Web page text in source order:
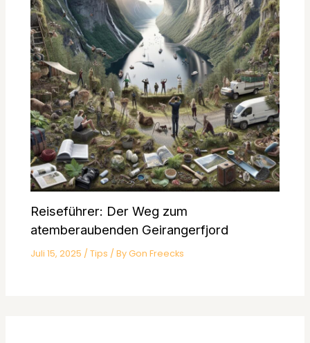
Reiseführer: Der Weg zum
atemberaubenden Geirangerfjord
Juli 15, 2025 /Tips / ByGon Freecks